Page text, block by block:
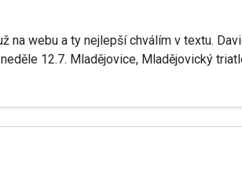
na webu a ty nejlepší chválím v textu.
12.7. Mladějovice, Mladějovický